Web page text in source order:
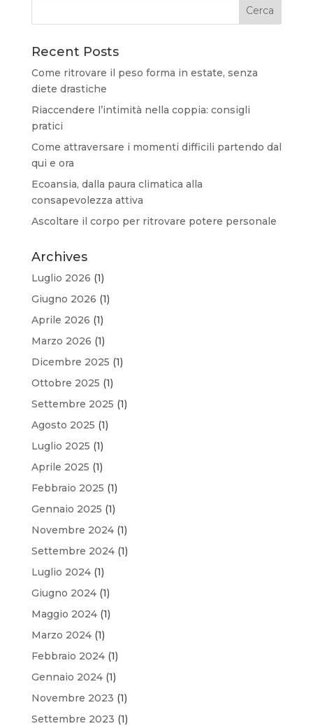
Recent Posts
Come ritrovare il peso forma in estate, senza
diete drastiche
Riaccendere l’intimità nella coppia: consigli
pratici
Come attraversare i momenti difficili partendo dal
qui e ora
Ecoansia, dalla paura climatica alla
consapevolezza attiva
Ascoltare il corpo per ritrovare potere personale
Archives
Luglio 2026 (1)
Giugno 2026 (1)
Aprile 2026 (1)
Marzo 2026 (1)
Dicembre 2025 (1)
Ottobre 2025 (1)
Settembre 2025 (1)
Agosto 2025 (1)
Luglio 2025 (1)
Aprile 2025 (1)
Febbraio 2025 (1)
Gennaio 2025 (1)
Novembre 2024(1)
Settembre 2024(1)
Luglio 2024(1)
Giugno 2024(1)
Maggio 2024(1)
Marzo 2024(1)
Febbraio 2024(1)
Gennaio 2024(1)
Novembre 2023 (1)
Settembre 2023 (1)